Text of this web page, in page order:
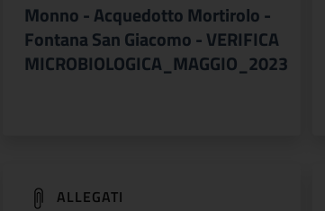
Monno - Acquedotto Mortirolo -
Fontana San Giacomo - VERIFICA
MICROBIOLOGICA_MAGGIO_2023
ALLEGATI
(apre in un'altra scheda).